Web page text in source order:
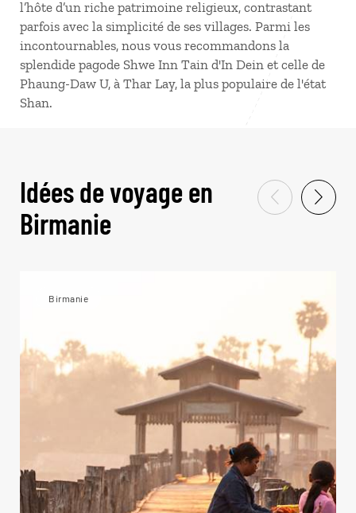
l’hôte d’un riche patrimoine religieux, contrastant
parfois avec la simplicité de ses villages. Parmi les
incontournables, nous vous recommandons la
splendide pagode Shwe Inn Tain d'In Dein et celle de
Phaung-Daw U, à Thar Lay, la plus populaire de l'état
Shan.
Idées de voyage en
Birmanie
Birmanie